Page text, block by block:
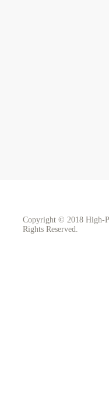
Copyright © 2018 High-
Rights Reserved.